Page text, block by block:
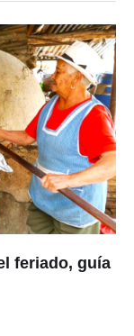
feriado, guía